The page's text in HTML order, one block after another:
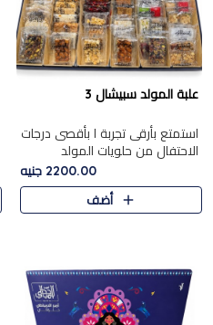
علبة المولد سبيشال 3
استمتع بأرقى تجربة ا بأقصى درجات
الاحتفال من حلويات المولد
المصريه الأصيلة مع هذه الفخامة
مع علبة سبيشال 3 التي تضم 56
قطعة من تشكيلة استثن..
2200.00 جنيه
أضف